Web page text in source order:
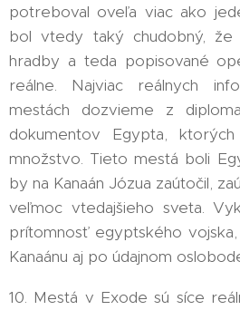
potreboval oveľa viac ako
bol vtedy taký chudobný, že
hradby a teda popisované
reálne. Najviac reálnych
mestách dozvieme z
dokumentov Egypta,
množstvo. Tieto mestá boli
by na Kanaán Józua zaútočil,
veľmoc vtedajšieho sveta.
prítomnosť egyptského
Kanaánu aj po údajnom
10. Mestá v Exode sú síce